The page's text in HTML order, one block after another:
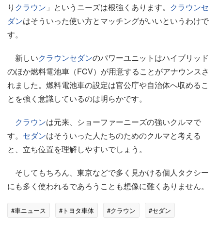
り クラウン 」というニーズは根強くあります。 クラウンセ
ダンはそういった使い方とマッチングがいいというわけで
す。
新しいクラウンセダンのパワーユニットはハイブリッド
のほか燃料電池車（FCV）が用意することがアナウンスさ
れました。燃料電池車の設定は官公庁や自治体へ収めるこ
とを強く意識しているのは明らかです。
クラウンは元来、ショーファーニーズの強いクルマで
す。 セダンはそういった人たちのためのクルマと考える
と、立ち位置を理解しやすいでしょう。
そしてもちろん、東京などで多く見かける個人タクシー
にも多く使われるであろうことも想像に難くありません。
#車ニュース #トヨタ車体 #クラウン #セダン